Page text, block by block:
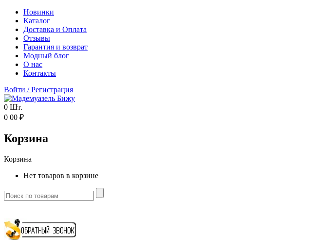
Новинки
Каталог
Доставка и Оплата
Отзывы
Гарантия и возврат
Модный блог
О нас
Контакты
Войти /Регистрация
0 Шт.
0 00 ₽
Корзина
Корзина
Нет товаров в корзине